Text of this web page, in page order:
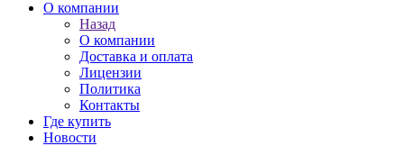
О компании
Назад
О компании
Доставка и оплата
Лицензии
Политика
Контакты
Где купить
Новости